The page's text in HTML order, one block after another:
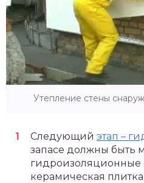
Утепление стены
Следующий этап –
запасе должны быть
гидроизоляционные
керамическая